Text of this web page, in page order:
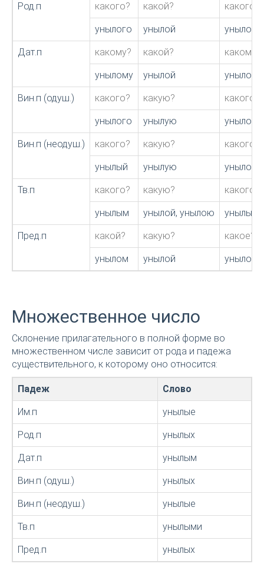
Род.п какого? какой? какого?
унылого унылой унылого
Дат.п какому? какой? какому?
унылому унылой унылому
Вин.п (одуш.) какого? какую? какого?
унылого унылую унылое
Вин.п (неодуш.) какого? какую? какого?
унылый унылую унылое
Тв.п какого? какую? какого?
унылым унылой, унылою унылым
Пред.п какой? какую? какое?
унылом унылой унылом
Множественное число
Склонение прилагательного в полной форме во
множественном числе зависит от рода и падежа
существительного, к которому оно относится:
Падеж Слово
Им.п унылые
Род.п унылых
Дат.п унылым
Вин.п (одуш.) унылых
Вин.п (неодуш.) унылые
Тв.п унылыми
Пред.п унылых